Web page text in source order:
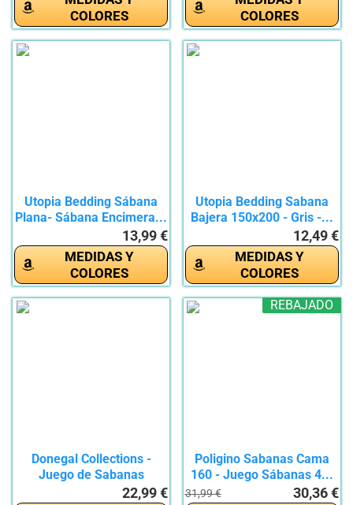
COLORES
COLORES
Utopia Bedding Sábana
Plana- Sábana Encimera...
13,99 €
MEDIDAS Y
COLORES
Utopia Bedding Sabana
Bajera 150x200 - Gris -...
12,49 €
MEDIDAS Y
COLORES
Donegal Collections -
Juego de Sabanas
Completo de...22,99 €
REBAJADO
Poligino Sabanas Cama
160 - Juego Sábanas 4...
31,99 € 30,36 €